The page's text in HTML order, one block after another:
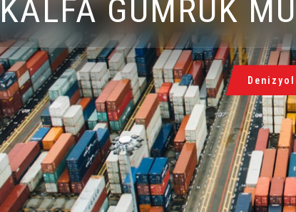
KALFA GÜMRÜK